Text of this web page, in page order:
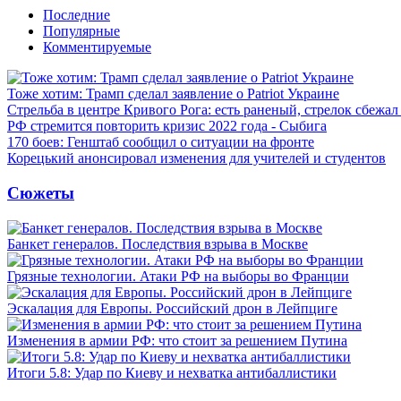
Последние
Популярные
Комментируемые
Тоже хотим: Трамп сделал заявление о Patriot Украине
Стрельба в центре Кривого Рога: есть раненый, стрелок
РФ стремится повторить кризис 2022 года - Сыбига
170 боев: Генштаб сообщил о ситуации на фронте
Корецький анонсировал изменения для учителей и студентов
Сюжеты
Банкет генералов. Последствия взрыва в Москве
Грязные технологии. Атаки РФ на выборы во Франции
Эскалация для Европы. Российский дрон в Лейпциге
Изменения в армии РФ: что стоит за решением Путина
Итоги 5.8: Удар по Киеву и нехватка антибаллистики